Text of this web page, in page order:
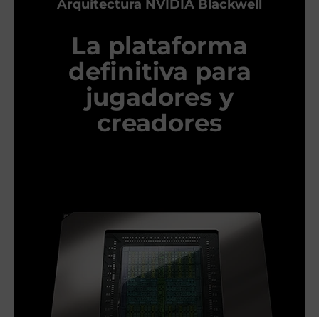
Arquitectura NVIDIA Blackwell
La plataforma
definitiva para
jugadores y
creadores